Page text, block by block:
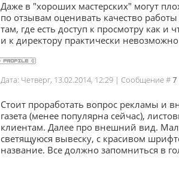
Даже в "хороших мастерских" могут
по отзывам оценивать качество
там, где есть доступ к просмотру как и
и к директору практически
Дата: Четверг, 13.02.2014, 12:29 | Сообщение #7
Стоит проработать вопрос рекламы и
газета (менее популярна сейчас),
клиентам. Далее про внешний вид.
светящуюся вывеску, с красивом
название. Все должно запомниться в